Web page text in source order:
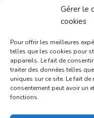
Gérer le
cookies
Pour offrir les meilleures
telles que les cookies pour
appareils. Le fait de
traiter des données telles
uniques sur ce site. Le fait
consentement peut avoir un
fonctions.
L’entreprise
Zones d’intervention
Témoignages
Actualités